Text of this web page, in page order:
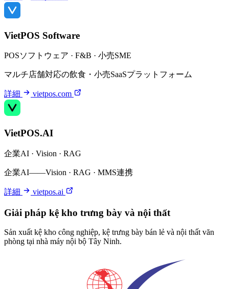
VietPOS Software
POSソフトウェア · F&B · 小売SME
マルチ店舗対応の飲食・小売SaaSプラットフォーム
詳細 vietpos.com
VietPOS.AI
企業AI · Vision · RAG
企業AI——Vision · RAG · MMS連携
詳細 vietpos.ai
Giải pháp kệ kho trưng bày và nội thất
Sản xuất kệ kho công nghiệp, kệ trưng bày bán lẻ và nội thất văn
phòng tại nhà máy nội bộ Tây Ninh.